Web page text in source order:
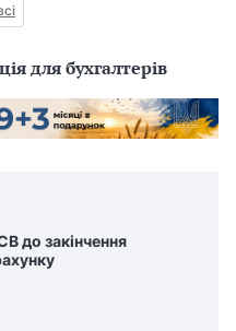
для бухгалтерів
до закінчення